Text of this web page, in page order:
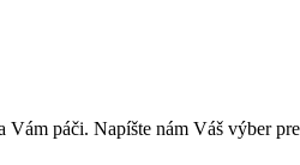
páči. Napíšte nám Váš výber